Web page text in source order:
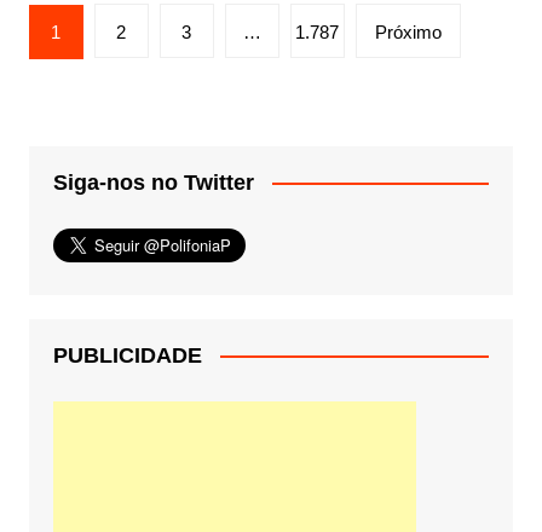
Paginação
de
1 2 3 … 1.787 Próximo
Siga-nos no Twitter
PUBLICIDADE